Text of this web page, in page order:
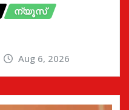
ന്യൂസ്
Aug 6, 2026